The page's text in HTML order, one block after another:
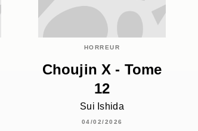
HORREUR
Choujin X - Tome
12
Sui Ishida
04/02/2026